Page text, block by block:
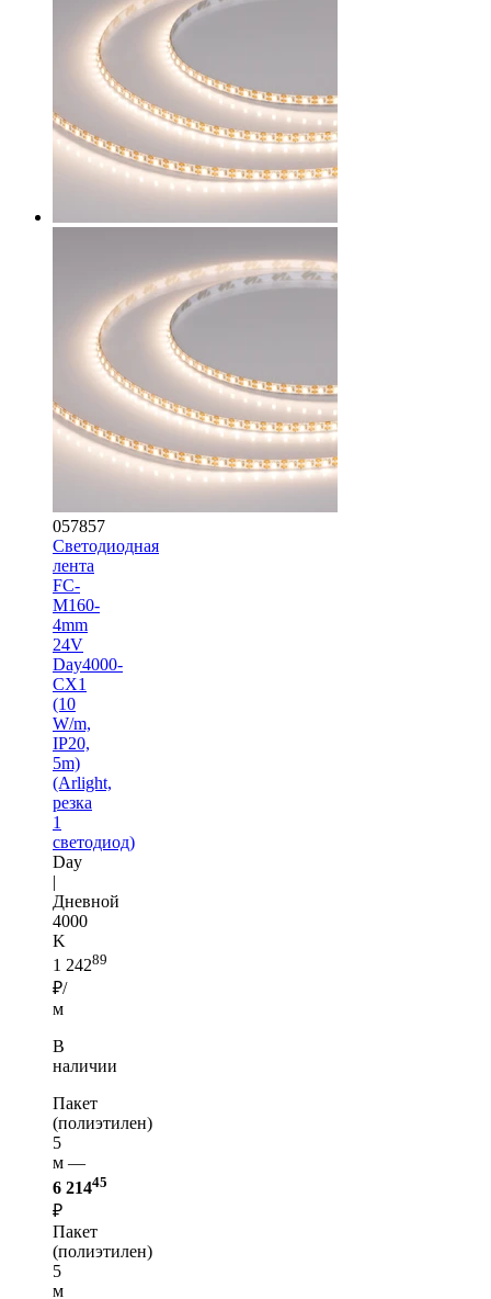
057857
Светодиодная
лента
FC-
M160-
4mm
24V
Day4000-
CX1
(10
W/m,
IP20,
5m)
(Arlight,
резка
1
светодиод)
Day
|
Дневной
4000
K
1 24289
₽/
м
В
наличии
Пакет
(полиэтилен)
5
м —
6 21445
₽
Пакет
(полиэтилен)
5
м